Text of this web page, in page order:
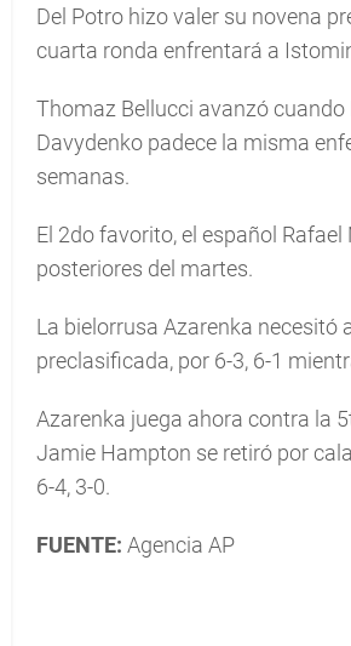
Del Potro hizo valer su novena
cuarta ronda enfrentará a
Thomaz Bellucci avanzó
Davydenko padece la misma
semanas.
El 2do favorito, el español
posteriores del martes.
La bielorrusa Azarenka necesitó
preclasificada, por 6-3, 6-1
Azarenka juega ahora contra la
Jamie Hampton se retiró por
6-4, 3-0.
FUENTE: Agencia AP